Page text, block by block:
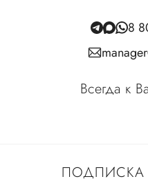
ПОДПИСКА
8
Всегда к